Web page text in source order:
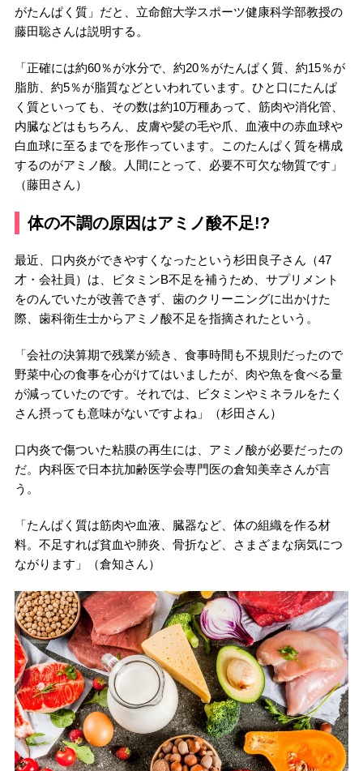
がたんぱく質」だと、立命館大学スポーツ健康科学部教授の
藤田聡さんは説明する。
「正確には約60％が水分で、約20％がたんぱく質、約15％が
脂肪、約5％が脂質などといわれています。ひと口にたんぱ
く質といっても、その数は約10万種あって、筋肉や消化管、
内臓などはもちろん、皮膚や髪の毛や爪、血液中の赤血球や
白血球に至るまでを形作っています。このたんぱく質を構成
するのがアミノ酸。人間にとって、必要不可欠な物質です」
（藤田さん）
体の不調の原因はアミノ酸不足!?
最近、口内炎ができやすくなったという杉田良子さん（47
才・会社員）は、ビタミンB不足を補うため、サプリメント
をのんでいたが改善できず、歯のクリーニングに出かけた
際、歯科衛生士からアミノ酸不足を指摘されたという。
「会社の決算期で残業が続き、食事時間も不規則だったので
野菜中心の食事を心がけてはいましたが、肉や魚を食べる量
が減っていたのです。それでは、ビタミンやミネラルをたく
さん摂っても意味がないですよね」（杉田さん）
口内炎で傷ついた粘膜の再生には、アミノ酸が必要だったの
だ。内科医で日本抗加齢医学会専門医の倉知美幸さんが言
う。
「たんぱく質は筋肉や血液、臓器など、体の組織を作る材
料。不足すれば貧血や肺炎、骨折など、さまざまな病気につ
ながります」（倉知さん）